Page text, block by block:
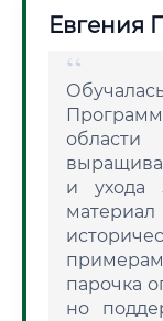
Евгения
и ухода
парочка
но